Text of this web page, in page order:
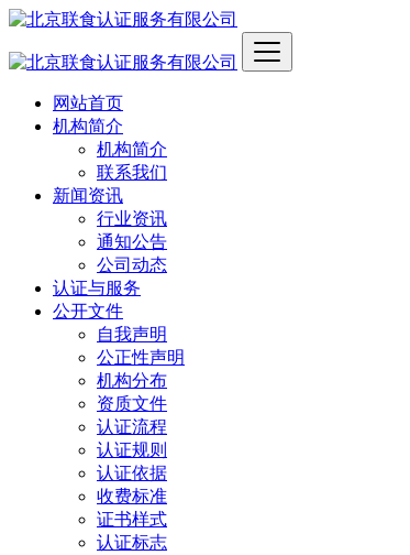
网站首页
机构简介
机构简介
联系我们
新闻资讯
行业资讯
通知公告
公司动态
认证与服务
公开文件
自我声明
公正性声明
机构分布
资质文件
认证流程
认证规则
认证依据
收费标准
证书样式
认证标志